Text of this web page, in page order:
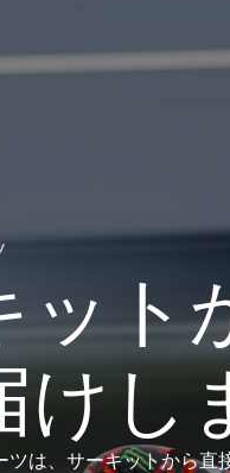
ット
けし
ツは、サーキットから直